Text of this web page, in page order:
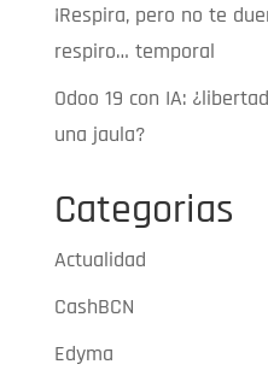
¡Respira, pero no te
respiro… temporal
Odoo 19 con IA:
una jaula?
Categorias
Actualidad
CashBCN
Edyma